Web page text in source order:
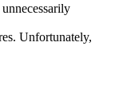
Unfortunately,